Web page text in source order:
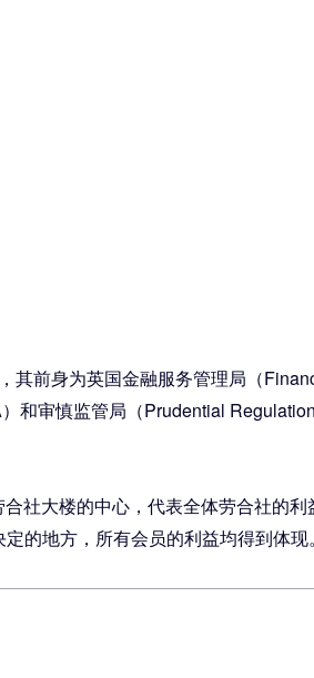
前身为英国金融服务管理局（
和审慎监管局（Prudential
社大楼的中心，代表全体劳合社的
的地方，所有会员的利益均得到体现。